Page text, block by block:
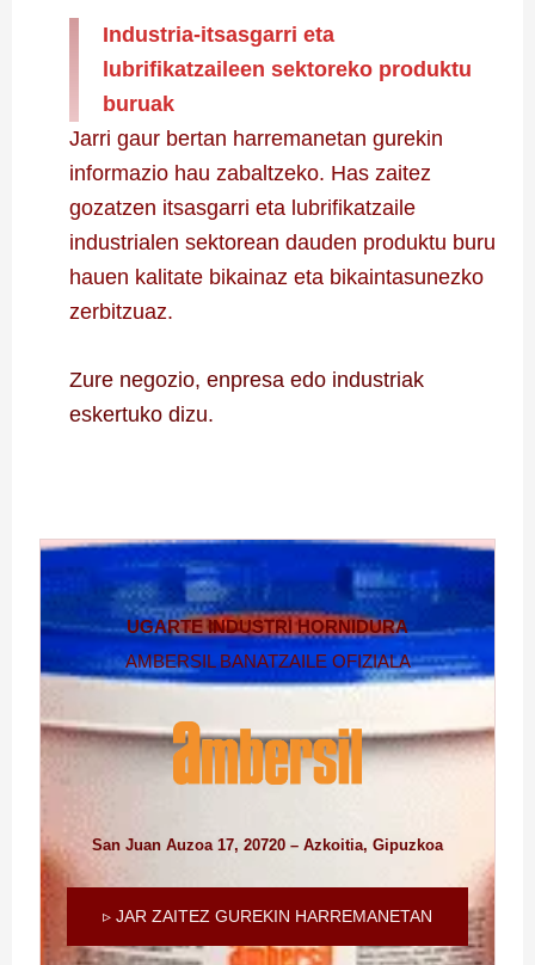
Industria-itsasgarri eta
lubrifikatzaileen sektoreko produktu
buruak
Jarri gaur bertan harremanetan gurekin
informazio hau zabaltzeko. Has zaitez
gozatzen itsasgarri eta lubrifikatzaile
industrialen sektorean dauden produktu buru
hauen kalitate bikainaz eta bikaintasunezko
zerbitzuaz.
Zure negozio, enpresa edo industriak
eskertuko dizu.
UGARTE INDUSTRI HORNIDURA
AMBERSIL BANATZAILE OFIZIALA
San Juan Auzoa 17, 20720 – Azkoitia, Gipuzkoa
▹ JAR ZAITEZ GUREKIN HARREMANETAN